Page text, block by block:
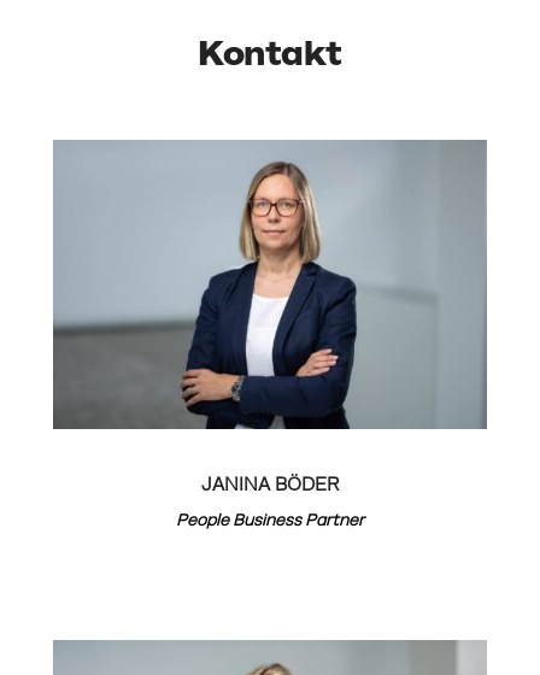
Kontakt
JANINA BÖDER
People Business Partner